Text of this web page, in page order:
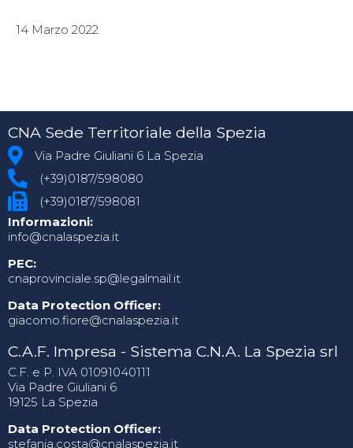
14 Marzo 2022
CNA Sede Territoriale della Spezia
Via Padre Giuliani 6 La Spezia
(+39)0187/598080
(+39)0187/598081
Informazioni:
info@cnalaspezia.it
PEC:
cnaprovinciale.sp@legalmail.it
Data Protection Officer:
giacomo.fiore@cnalaspezia.it
C.A.F. Impresa - Sistema C.N.A. La Spezia srl
C.F. e P. IVA 01091040111
Via Padre Giuliani 6
19125 La Spezia
Data Protection Officer:
stefania.costa@cnalaspezia.it